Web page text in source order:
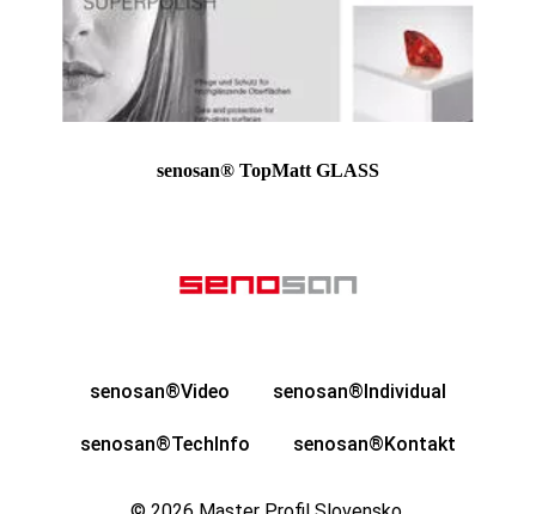
senosan® TopMatt GLASS
senosan®Video senosan®Individual
senosan®TechInfo senosan®Kontakt